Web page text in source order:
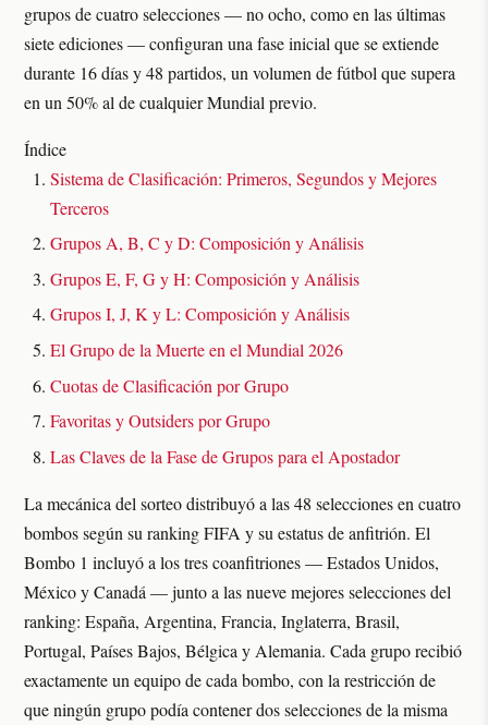
grupos de cuatro selecciones — no ocho, como en las últimas
siete ediciones — configuran una fase inicial que se extiende
durante 16 días y 48 partidos, un volumen de fútbol que supera
en un 50% al de cualquier Mundial previo.
Índice
Sistema de Clasificación: Primeros, Segundos y Mejores
Terceros
Grupos A, B, C y D: Composición y Análisis
Grupos E, F, G y H: Composición y Análisis
Grupos I, J, K y L: Composición y Análisis
El Grupo de la Muerte en el Mundial 2026
Cuotas de Clasificación por Grupo
Favoritas y Outsiders por Grupo
Las Claves de la Fase de Grupos para el Apostador
La mecánica del sorteo distribuyó a las 48 selecciones en cuatro
bombos según su ranking FIFA y su estatus de anfitrión. El
Bombo 1 incluyó a los tres coanfitriones — Estados Unidos,
México y Canadá — junto a las nueve mejores selecciones del
ranking: España, Argentina, Francia, Inglaterra, Brasil,
Portugal, Países Bajos, Bélgica y Alemania. Cada grupo recibió
exactamente un equipo de cada bombo, con la restricción de
que ningún grupo podía contener dos selecciones de la misma